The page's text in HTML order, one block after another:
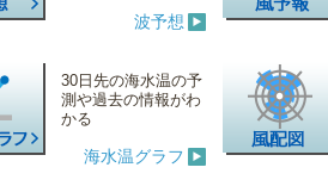
波予想
30日先の海水温の予
測や過去の情報がわ
かる
海水温グラフ